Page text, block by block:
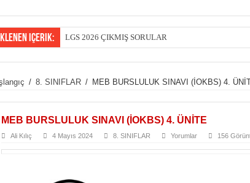
içerik: LGS 2026 ÇIKMIŞ SORULAR
/ 8. SINIFLAR / MEB BURSLULUK SINAVI (İOKBS) 4.
MEB BURSLULUK SINAVI (İOKBS) 4. ÜNİTE
Ali Kılıç 4 Mayıs 2024 8. SINIFLAR Yorumlar 156